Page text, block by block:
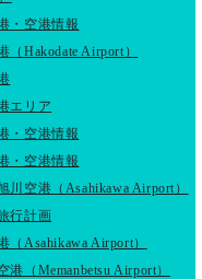
・空港情報
（Hakodate Airport）
エリア
・空港情報
・空港情報
川空港（Asahikawa Airport）
行計画
（Asahikawa Airport）
港（Memanbetsu Airport）